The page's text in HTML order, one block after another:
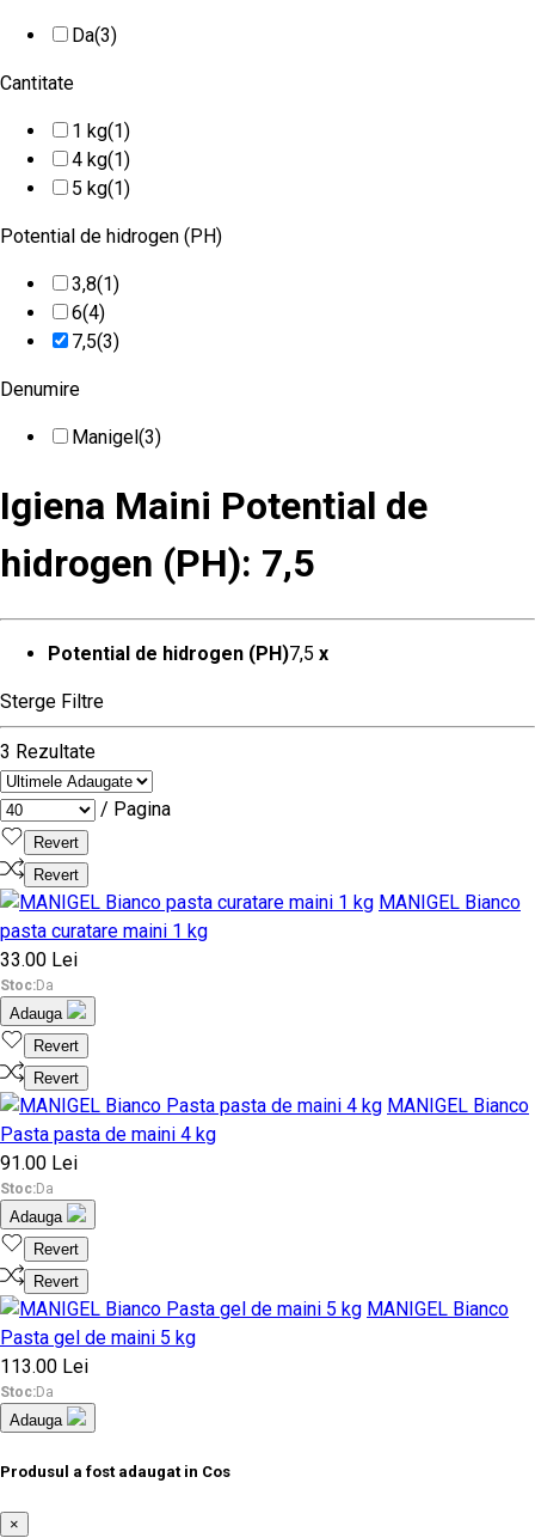
Da(3)
Cantitate
1 kg(1)
4 kg(1)
5 kg(1)
Potential de hidrogen (PH)
3,8(1)
6(4)
7,5(3)
Denumire
Manigel(3)
Igiena Maini Potential de
hidrogen (PH): 7,5
Potential de hidrogen (PH)7,5 x
Sterge Filtre
3 Rezultate
/ Pagina
Revert
Revert
MANIGEL Bianco
pasta curatare maini 1 kg
33.00 Lei
Stoc:Da
Adauga
Revert
Revert
MANIGEL Bianco
Pasta pasta de maini 4 kg
91.00 Lei
Stoc:Da
Adauga
Revert
Revert
MANIGEL Bianco
Pasta gel de maini 5 kg
113.00 Lei
Stoc:Da
Adauga
Produsul a fost adaugat in Cos
×